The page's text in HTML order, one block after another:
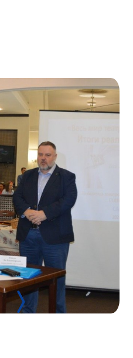
мнения
лет работы
тренинг
реалии" (26-